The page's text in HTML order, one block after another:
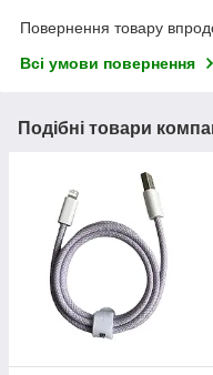
Повернення товару
Всі умови повернення
Подібні товари